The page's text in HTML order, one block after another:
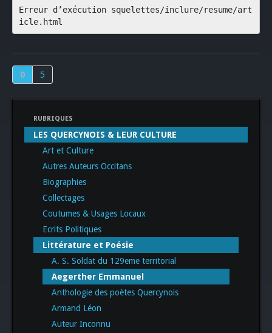
Erreur d’exécution squelettes/inclure/resume/art
icle.html
0 5
RUBRIQUES
LES QUERCYNOIS & LEUR CULTURE
Art et Culture
Autres Auteurs Occitans
Biographies
Collectages
Coutumes & Usages Locaux
Ecrits Politiques
Littérature et Poésie
A. S. Soldat du 129eme territorial
Aegerther Emmanuel
Anthologie des poètes Quercynois
Armand Léon
Auteur Inconnu